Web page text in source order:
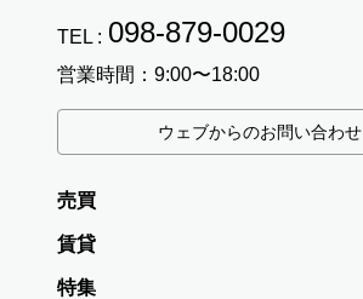
TEL : 098-879-0029
営業時間：9:00〜18:00
ウェブからのお問い合わせ
売買
賃貸
特集